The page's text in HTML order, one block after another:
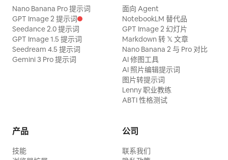
Nano Banana Pro 提示词
GPT Image 2 提示词
Seedance 2.0 提示词
GPT Image 1.5 提示词
Seedream 4.5 提示词
Gemini 3 Pro 提示词
面向 Agent
NotebookLM 替代品
GPT Image 2 幻灯片
Markdown 转 𝕏 文章
Nano Banana 2 与 Pro 对比
AI 修图工具
AI 照片编辑提示词
图片转提示词
Lenny 职业教练
ABTI 性格测试
产品
技能
公司
联系我们